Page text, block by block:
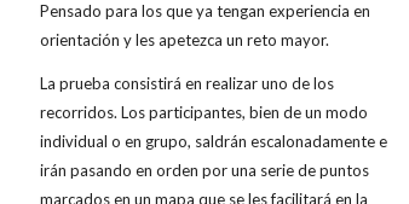
Pensado para los que ya tengan experiencia en
orientación y les apetezca un reto mayor.
La prueba consistirá en realizar uno de los
recorridos. Los participantes, bien de un modo
individual o en grupo, saldrán escalonadamente e
irán pasando en orden por una serie de puntos
marcados en un mapa que se les facilitará en la